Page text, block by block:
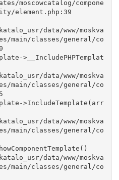
moscowcatalog/compone
element.php:39
main/classes/general/co
>__IncludePHPTemplat
main/classes/general/co
>IncludeTemplate(arr
main/classes/general/co
main/classes/general/co